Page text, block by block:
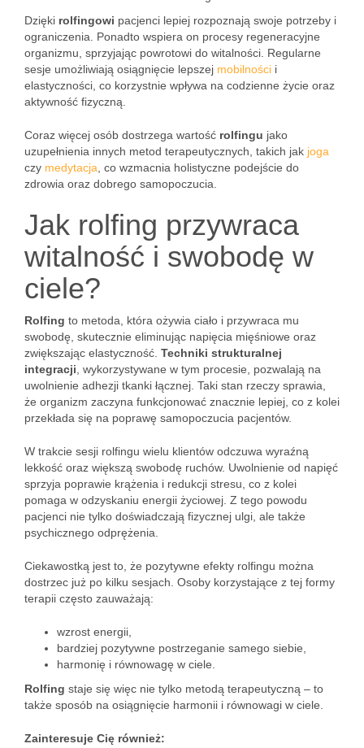
Dzięki rolfingowi pacjenci lepiej rozpoznają swoje potrzeby i
ograniczenia. Ponadto wspiera on procesy regeneracyjne
organizmu, sprzyjając powrotowi do witalności. Regularne
sesje umożliwiają osiągnięcie lepszej mobilności i
elastyczności, co korzystnie wpływa na codzienne życie oraz
aktywność fizyczną.
Coraz więcej osób dostrzega wartość rolfingu jako
uzupełnienia innych metod terapeutycznych, takich jak joga
czy medytacja , co wzmacnia holistyczne podejście do
zdrowia oraz dobrego samopoczucia.
Jak rolfing przywraca
witalność i swobodę w
ciele?
Rolfing to metoda, która ożywia ciało i przywraca mu
swobodę, skutecznie eliminując napięcia mięśniowe oraz
zwiększając elastyczność. Techniki strukturalnej
integracji , wykorzystywane w tym procesie, pozwalają na
uwolnienie adhezji tkanki łącznej. Taki stan rzeczy sprawia,
że organizm zaczyna funkcjonować znacznie lepiej, co z kolei
przekłada się na poprawę samopoczucia pacjentów.
W trakcie sesji rolfingu wielu klientów odczuwa wyraźną
lekkość oraz większą swobodę ruchów. Uwolnienie od napięć
sprzyja poprawie krążenia i redukcji stresu, co z kolei
pomaga w odzyskaniu energii życiowej. Z tego powodu
pacjenci nie tylko doświadczają fizycznej ulgi, ale także
psychicznego odprężenia.
Ciekawostką jest to, że pozytywne efekty rolfingu można
dostrzec już po kilku sesjach. Osoby korzystające z tej formy
terapii często zauważają:
wzrost energii,
bardziej pozytywne postrzeganie samego siebie,
harmonię i równowagę w ciele.
Rolfing staje się więc nie tylko metodą terapeutyczną – to
także sposób na osiągnięcie harmonii i równowagi w ciele.
Zainteresuje Cię również: